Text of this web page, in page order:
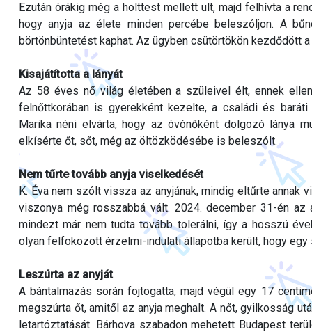
Ezután órákig még a holttest mellett ült, majd felhívta a
hogy anyja az élete minden percébe beleszóljon. A
börtönbüntetést kaphat. Az ügyben csütörtökön kezdődött
Kisajátította a lányát
Az 58 éves nő világ életében a szüleivel élt, ennek
felnőttkorában is gyerekként kezelte, a családi és
Marika néni elvárta, hogy az óvónőként dolgozó lánya
elkísérte őt, sőt, még az öltözködésébe is beleszólt.
Nem tűrte tovább anyja viselkedését
K. Éva nem szólt vissza az anyjának, mindig eltűrte
viszonya még rosszabbá vált. 2024. december 31-én
mindezt már nem tudta tovább tolerálni, így a hosszú
olyan felfokozott érzelmi-indulati állapotba került, hogy
Leszúrta az anyját
A bántalmazás során fojtogatta, majd végül egy 17
megszúrta őt, amitől az anyja meghalt. A nőt, gyilkosság
letartóztatását. Bárhova szabadon mehetett Budapest